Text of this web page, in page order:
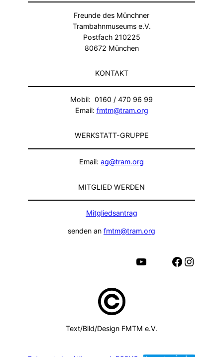
Freunde des Münchner
Trambahnmuseums e.V.
Postfach 210225
80672 München
KONTAKT
Mobil: 0160 / 470 96 99
Email: fmtm@tram.org
WERKSTATT-GRUPPE
Email: ag@tram.org
MITGLIED WERDEN
Mitgliedsantrag
senden an fmtm@tram.org
Facebook Instagram
YouTube
Text/Bild/Design FMTM e.V.